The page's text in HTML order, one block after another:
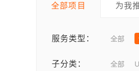
全部项目 为我
服务类型： 全部
子分类： 全部